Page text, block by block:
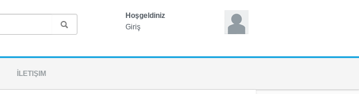
Hoşgeldiniz
Giriş
İLETIŞIM